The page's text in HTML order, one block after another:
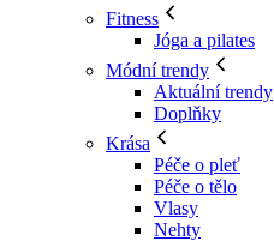
Fitness
Jóga a pilates
Módní trendy
Aktuální trendy
Doplňky
Krása
Péče o pleť
Péče o tělo
Vlasy
Nehty